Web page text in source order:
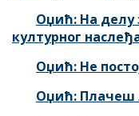
Оџић: На делу
културног
Оџић: Не
Оџић: Плачеш